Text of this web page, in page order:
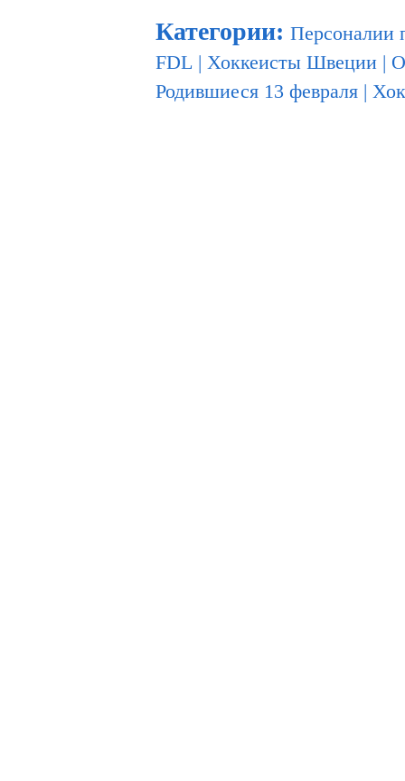
Категории: Персоналии
FDL | Хоккеисты Швеции |
Родившиеся 13 февраля |